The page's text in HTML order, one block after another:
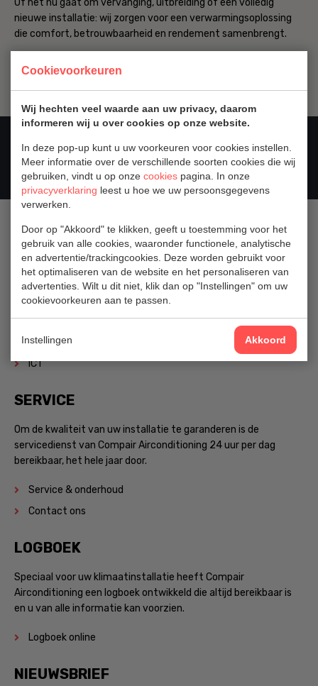
Cookievoorkeuren
Wij hechten veel waarde aan uw privacy, daarom
informeren wij u over cookies op onze website.
In deze pop-up kunt u uw voorkeuren voor cookies instellen.
Meer informatie over de verschillende soorten cookies die wij
gebruiken, vindt u op onze cookies pagina. In onze
privacyverklaring leest u hoe we uw persoonsgegevens
verwerken.
Door op "Akkoord" te klikken, geeft u toestemming voor het
gebruik van alle cookies, waaronder functionele, analytische
en advertentie/trackingcookies. Deze worden gebruikt voor
het optimaliseren van de website en het personaliseren van
advertenties. Wilt u dit niet, klik dan op "Instellingen" om uw
cookievoorkeuren aan te passen.
Instellingen Akkoord
Of het nu gaat om vervanging, uitbreiding of een volledig
nieuwe installatie: wij zorgen voor een verwarmingsoplossing
die comfort, betrouwbaarheid en rendement samenbrengt.
SECTOREN
Retail
Utiliteit
Gezondheidszorg
Industrie
Scheepvaart
ICT
SERVICE
Om de kwaliteit van uw installatie te garanderen is de
servicedienst van Compair Airconditioning 24 uur per dag
bereikbaar, het hele jaar door.
Service & onderhoud
Contact ons
LOGBOEK
Speciaal voor uw klimaatinstallatie heeft Compair
Airconditioning een logboek ontwikkeld die altijd bereikbaar is
en u van alle informatie kan voorzien.
Logboek online
NIEUWSBRIEF